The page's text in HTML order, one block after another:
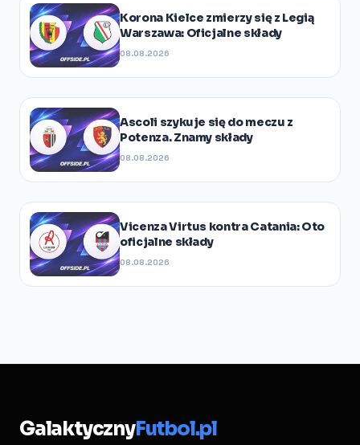
Korona Kielce zmierzy się z Legią
Warszawa: Oficjalne składy
08.08.2026
Ascoli szykuje się do meczu z
Potenza. Znamy składy
08.08.2026
Vicenza Virtus kontra Catania: Oto
oficjalne składy
08.08.2026
GalaktycznyFutbol.pl